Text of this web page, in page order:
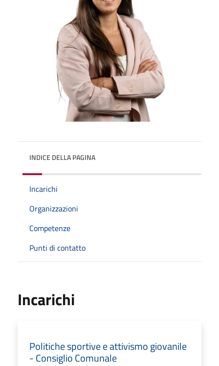
INDICE DELLA PAGINA
Incarichi
Organizzazioni
Competenze
Punti di contatto
Incarichi
Politiche sportive e attivismo giovanile
- Consiglio Comunale